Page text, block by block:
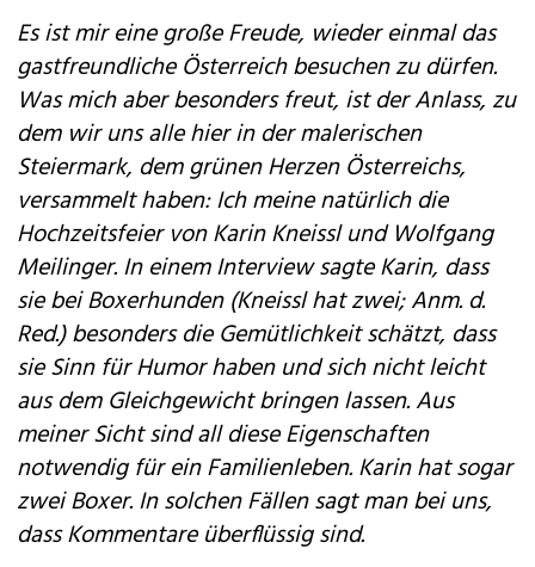
Es ist mir eine große Freude, wieder einmal das
gastfreundliche Österreich besuchen zu dürfen.
Was mich aber besonders freut, ist der Anlass, zu
dem wir uns alle hier in der malerischen
Steiermark, dem grünen Herzen Österreichs,
versammelt haben: Ich meine natürlich die
Hochzeitsfeier von Karin Kneissl und Wolfgang
Meilinger. In einem Interview sagte Karin, dass
sie bei Boxerhunden (Kneissl hat zwei; Anm. d.
Red.) besonders die Gemütlichkeit schätzt, dass
sie Sinn für Humor haben und sich nicht leicht
aus dem Gleichgewicht bringen lassen. Aus
meiner Sicht sind all diese ­Eigenschaften
notwendig für ein Familienleben. Karin hat sogar
zwei Boxer. In solchen Fällen sagt man bei uns,
dass Kommentare überflüssig sind.